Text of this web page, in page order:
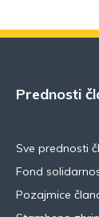
Prednosti
Sve prednosti
Fond
Pozajmice